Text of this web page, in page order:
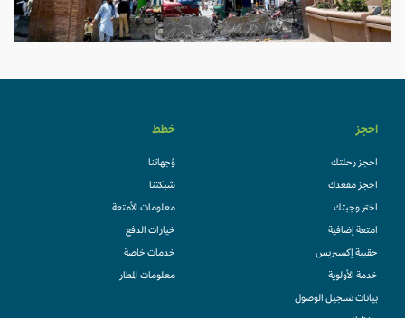
احجز
احجز رحلتك
احجز مقعدك
اختر وجبتك
امتعة إضافية
حقيبة إكسبريس
خدمة الأولوية
بيانات تسجيل الوصول
خطط
وُجهاتنا
شبكتنا
معلومات الأمتعة
خيارات الدفع
خدمات خاصة
معلومات المطار